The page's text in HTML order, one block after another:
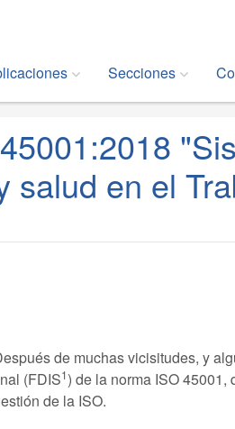
Secciones
salud en el
de muchas vicisitudes, y
(FDIS1) de la norma ISO
de la ISO.